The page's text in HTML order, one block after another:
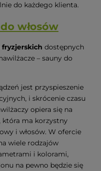
do każdego klienta.
włosów
dostępnych
– sauny do
jest przyspieszenie
i skrócenie czasu
opiera się na
która ma korzystny
i włosów. W ofercie
wiele rodzajów
i kolorami,
na pewno będzie się